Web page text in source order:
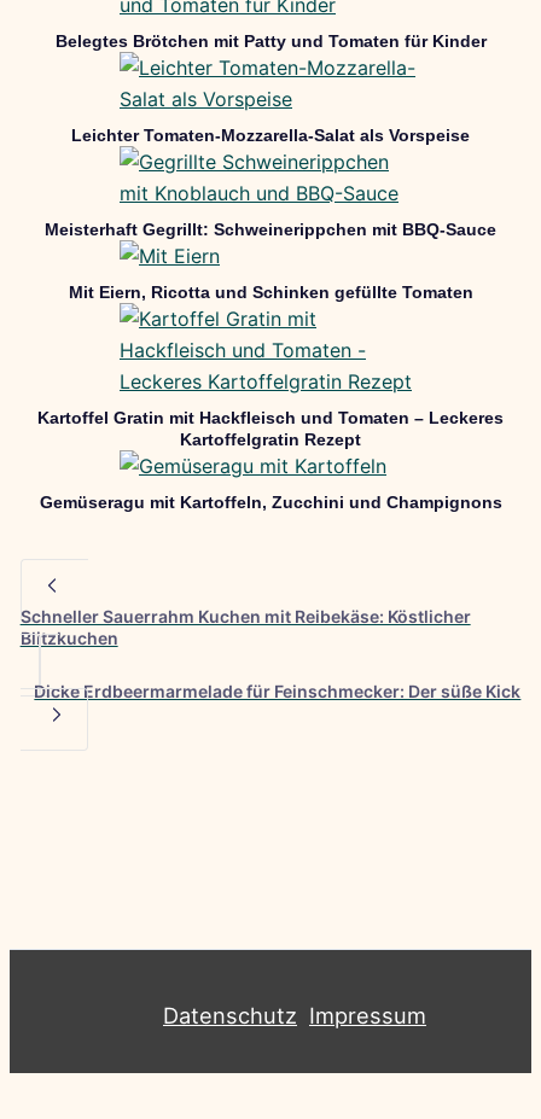
Belegtes Brötchen mit Patty und Tomaten für Kinder
Leichter Tomaten-Mozzarella-Salat als Vorspeise
Meisterhaft Gegrillt: Schweinerippchen mit BBQ-Sauce
Mit Eiern, Ricotta und Schinken gefüllte Tomaten
Kartoffel Gratin mit Hackfleisch und Tomaten – Leckeres
Kartoffelgratin Rezept
Gemüseragu mit Kartoffeln, Zucchini und Champignons
Schneller Sauerrahm Kuchen mit Reibekäse: Köstlicher
Blitzkuchen
Dicke Erdbeermarmelade für Feinschmecker: Der süße Kick
Datenschutz Impressum